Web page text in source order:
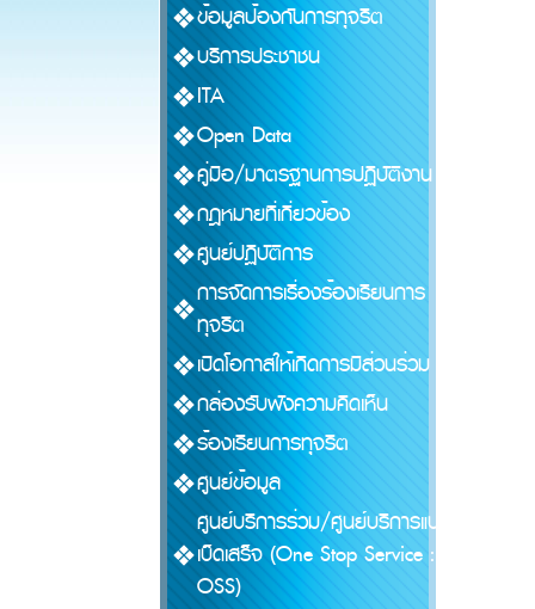
ข้อมูลป้องกันการทุจริต
บริการประชาชน
ITA
Open Data
คู่มือ/มาตรฐานการปฏิบัติงาน
กฎหมายที่เกี่ยวข้อง
ศูนย์ปฏิบัติการ
การจัดการเรื่องร้องเรียนการ
ทุจริต
เปิดโอกาสให้เกิดการมีส่วนร่วม
กล่องรับฟังความคิดเห็น
ร้องเรียนการทุจริต
ศูนย์ข้อมูล
ศูนย์บริการร่วม/ศูนย์บริการแบบ
เบ็ดเสร็จ (One Stop Service :
OSS)